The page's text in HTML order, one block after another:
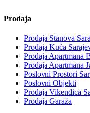
Prodaja
Prodaja Stanova
Prodaja Kuća
Prodaja Apartmana
Prodaja Apartmana
Poslovni Prostori
Poslovni Objekti
Prodaja Vikendica
Prodaja Garaža